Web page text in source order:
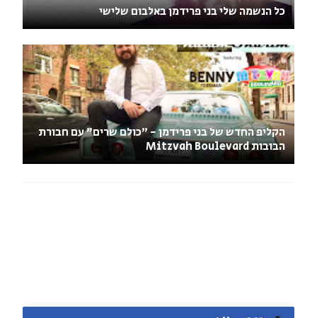
כל הנשמה שלי בני פרידמן באלבום שלישי
הקליפ החדש של בני פרידמן - "כולם שרים" עם חבורת
הבובות Mitzvah Boulevard‏